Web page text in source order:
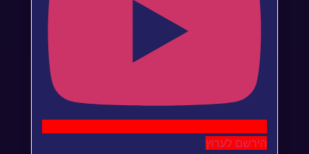
הירשם לערוץ